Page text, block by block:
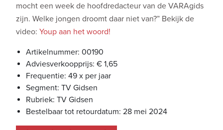
mocht een week de hoofdredacteur van de VARAgids
zijn. Welke jongen droomt daar niet van?” Bekijk de
video: Youp aan het woord!
Artikelnummer: 00190
Adviesverkoopprijs: € 1,65
Frequentie: 49 x per jaar
Segment: TV Gidsen
Rubriek: TV Gidsen
Bestelbaar tot retourdatum: 28 mei 2024